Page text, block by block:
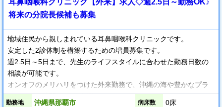
耳鼻咽喉科クリニック【外来】求人◇週2.5日～勤務OK♪
将来の分院長候補も募集
地域住民から親しまれている耳鼻咽喉科クリニックです。
安定した2診体制を構築するための増員募集です。
週2.5日～5日まで、先生のライフスタイルに合わせた勤務日数の
相談が可能です。
オンオフのメリハリをつけた外来勤務で、沖縄の海や豊かなプラ
イベートの時間を100％満喫できます。
勤務地 沖縄県那覇市 病床数 0床